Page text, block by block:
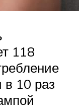
118
в 10 раз